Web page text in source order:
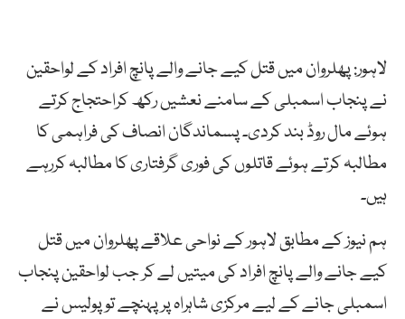
لاہور: پھلروان میں قتل کیے جانے والے پانچ افراد کے لواحقین
نے پنجاب اسمبلی کے سامنے نعشیں رکھ کراحتجاج کرتے
ہوئے مال روڈ بند کردی۔ پسماندگان انصاف کی فراہمی کا
مطالبہ کرتے ہوئے قاتلوں کی فوری گرفتاری کا مطالبہ کررہے
ہیں۔
ہم نیوز کے مطابق لاہور کے نواحی علاقے پھلروان میں قتل
کیے جانے والے پانچ افراد کی میتیں لے کر جب لواحقین پنجاب
اسمبلی جانے کے لیے مرکزی شاہراہ پر پہنچے تو پولیس نے